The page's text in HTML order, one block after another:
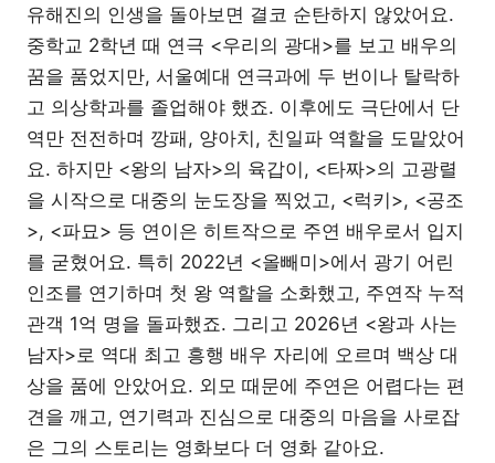
유해진의 인생을 돌아보면 결코 순탄하지 않았어요.
중학교 2학년 때 연극 <우리의 광대>를 보고 배우의
꿈을 품었지만, 서울예대 연극과에 두 번이나 탈락하
고 의상학과를 졸업해야 했죠. 이후에도 극단에서 단
역만 전전하며 깡패, 양아치, 친일파 역할을 도맡았어
요. 하지만 <왕의 남자>의 육갑이, <타짜>의 고광렬
을 시작으로 대중의 눈도장을 찍었고, <럭키>, <공조
>, <파묘> 등 연이은 히트작으로 주연 배우로서 입지
를 굳혔어요. 특히 2022년 <올빼미>에서 광기 어린
인조를 연기하며 첫 왕 역할을 소화했고, 주연작 누적
관객 1억 명을 돌파했죠. 그리고 2026년 <왕과 사는
남자>로 역대 최고 흥행 배우 자리에 오르며 백상 대
상을 품에 안았어요. 외모 때문에 주연은 어렵다는 편
견을 깨고, 연기력과 진심으로 대중의 마음을 사로잡
은 그의 스토리는 영화보다 더 영화 같아요.